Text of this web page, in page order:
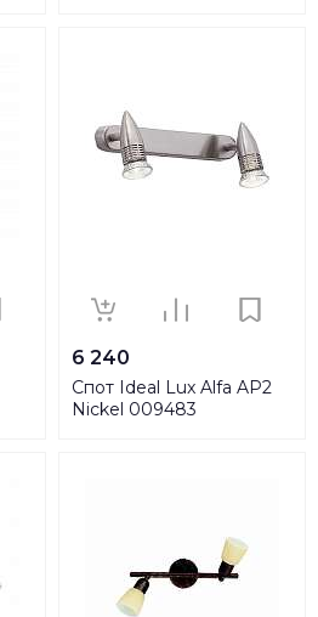
6 240
Спот Ideal Lux Alfa AP2
Nickel 009483